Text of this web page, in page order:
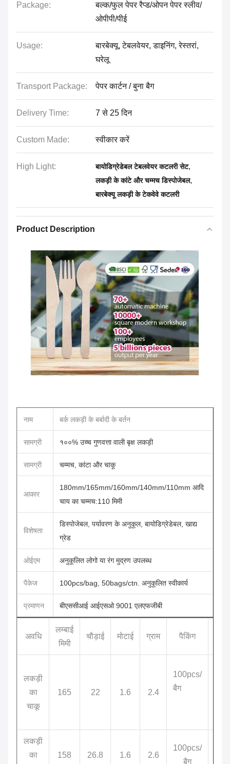
Package:
बल्क/फुल पेपर रैप्ड/ओपन पेपर स्लीव/
ओपीपी/पीई
Usage:
बारबेक्यू, टेबलवेयर, डाइनिंग, रेस्तरां,
घरेलू
Transport Package: पेपर कार्टन / बुना बैग
Delivery Time: 7 से 25 दिन
Custom Made: स्वीकार करें
High Light: बायोडिग्रेडेबल टेबलवेयर कटलरी सेट,
लकड़ी के कांटे और चम्मच डिस्पोजेबल,
बारबेक्यू लकड़ी के टेकवेवे कटलरी
Product Description
नाम बर्क लकड़ी के बर्बादी के बर्तन
सामग्री १००% उच्च गुणवत्ता वाली बृक्ष लकड़ी
सामग्री चम्मच, कांटा और चाकू
आकार
180mm/165mm/160mm/140mm/110mm आदि
चाय का चम्मच:110 मिमी
विशेषता
डिस्पोजेबल, पर्यावरण के अनुकूल, बायोडिग्रेडेबल, खाद्य
ग्रेड
ओईएम अनुकूलित लोगो या रंग मुद्रण उपलब्ध
पैकेज 100pcs/bag, 50bags/ctn. अनुकूलित स्वीकार्य
प्रमाणन बीएससीआई आईएसओ 9001 एलएफजीबी
अवधि
लम्बाई
मिमी
चौड़ाई मोटाई ग्राम पैकिंग
लकड़ी
का
चाकू
165 22 1.6 2.4
100pcs/
बैग
लकड़ी
का
158 26.8 1.6 2.6
100pcs/
बैग